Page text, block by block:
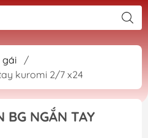
gái
/
kuromi 2/7 x24
NGẮN TAY